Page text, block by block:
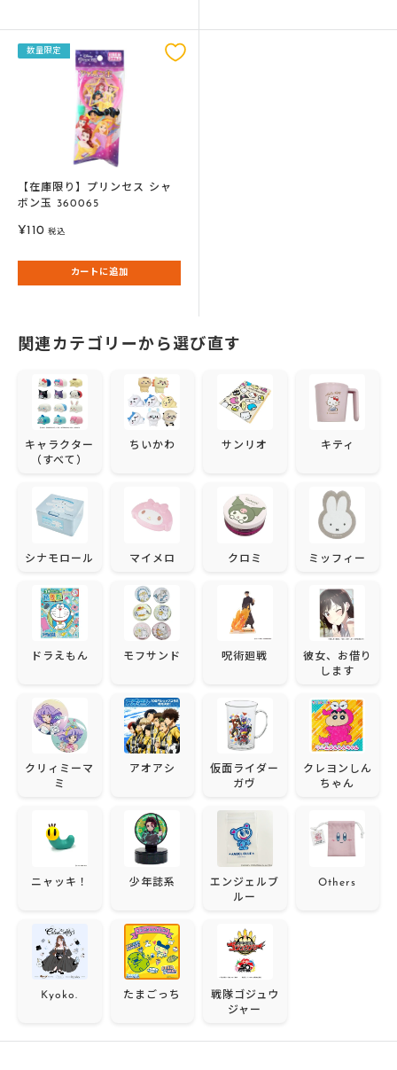
数量限定
【在庫限り】プリンセス シャ
ボン玉 360065
販
価
¥110 税込
カートに追加
関連カテゴリーから選び直す
キャラクター
（すべて）
ちいかわ サンリオ キティ
シナモロール マイメロ クロミ ミッフィー
ドラえもん モフサンド 呪術廻戦
彼女、お借り
します
クリィミーマ
ミ
アオアシ
仮面ライダー
ガヴ
クレヨンしん
ちゃん
ニャッキ！ 少年誌系
エンジェルブ
ルー
Others
Kyoko. たまごっち
戦隊ゴジュウ
ジャー